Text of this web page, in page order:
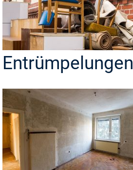
Entrümpelungen